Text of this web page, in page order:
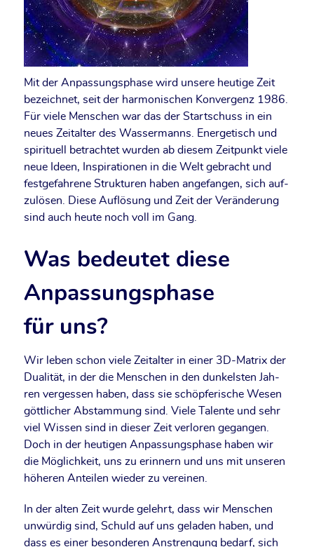
Mit der Anpas­sungs­pha­se wird unse­re heu­ti­ge Zeit
bezeich­net, seit der har­mo­ni­schen Kon­ver­genz 1986.
Für vie­le Men­schen war das der Start­schuss in ein
neu­es Zeit­al­ter des Was­ser­manns. Ener­ge­tisch und
spi­ri­tu­ell betrach­tet wur­den ab die­sem Zeit­punkt vie­le
neue Ideen, Inspi­ra­tio­nen in die Welt gebracht und
fest­ge­fah­re­ne Struk­tu­ren haben ange­fan­gen, sich auf­
zu­lö­sen. Die­se Auf­lö­sung und Zeit der Ver­än­de­rung
sind auch heu­te noch voll im Gang.
Was bedeutet diese
Anpassungsphase
für uns?
Wir leben schon vie­le Zeit­al­ter in einer 3D-Matrix der
Dua­li­tät, in der die Men­schen in den dun­kels­ten Jah­
ren ver­ges­sen haben, dass sie schöp­fe­ri­sche Wesen
gött­li­cher Abstam­mung sind. Vie­le Talen­te und sehr
viel Wis­sen sind in die­ser Zeit ver­lo­ren gegan­gen.
Doch in der heu­ti­gen Anpas­sungs­pha­se haben wir
die Mög­lich­keit, uns zu erin­nern und uns mit unse­ren
höhe­ren Antei­len wie­der zu vereinen.
In der alten Zeit wur­de gelehrt, dass wir Men­schen
unwür­dig sind, Schuld auf uns gela­den haben, und
dass es einer beson­de­ren Anstren­gung bedarf, sich